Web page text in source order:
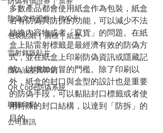
防偽文件證件 | PVC卡
包裝貼紙 | 酒標 | 紙盒
雷射銘版貼片
防偽油墨與印刷
QR Code防偽系統
聊聊印刷
公司新訊
多數產品都會使用紙盒作為包裝，紙盒
若有防偽與防拆的功能，可以減少不法
抽換內容物或者「竄貨」的問題。在紙
盒上貼雷射標籤是最經濟有效的防偽方
式，並在紙盒上印刷防偽資訊或隱藏記
號，以增加仿冒的門檻。除了印刷以
外，紙盒的封口與盒型的設計也是重要
的防偽手段，可以黏貼封口標籤或者使
用特殊的封口結構，以達到「防拆」的
目的。